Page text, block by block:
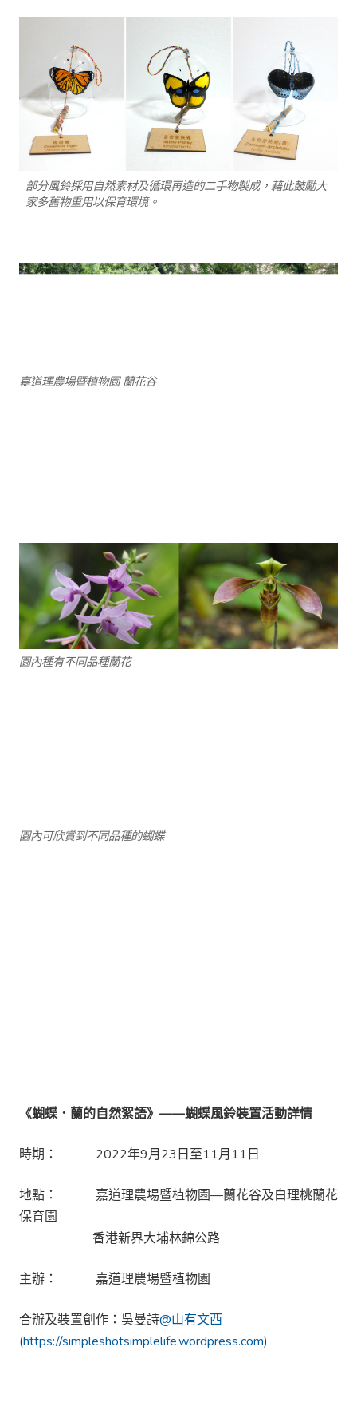
部分風鈴採用自然素材及循環再造的二手物製成，藉此鼓勵大
家多舊物重用以保育環境。
嘉道理農場暨植物園 蘭花谷
園內種有不同品種蘭花
園內可欣賞到不同品種的蝴蝶
《蝴蝶．蘭的自然絮語》 ——蝴蝶風鈴裝置活動詳情
時期： 2022年9月23日至11月11日
地點： 嘉道理農場暨植物園—蘭花谷及白理桃蘭花
保育園
香港新界大埔林錦公路
主辦： 嘉道理農場暨植物園
合辦及裝置創作：吳曼詩@山有文西
(https://simpleshotsimplelife.wordpress.com)